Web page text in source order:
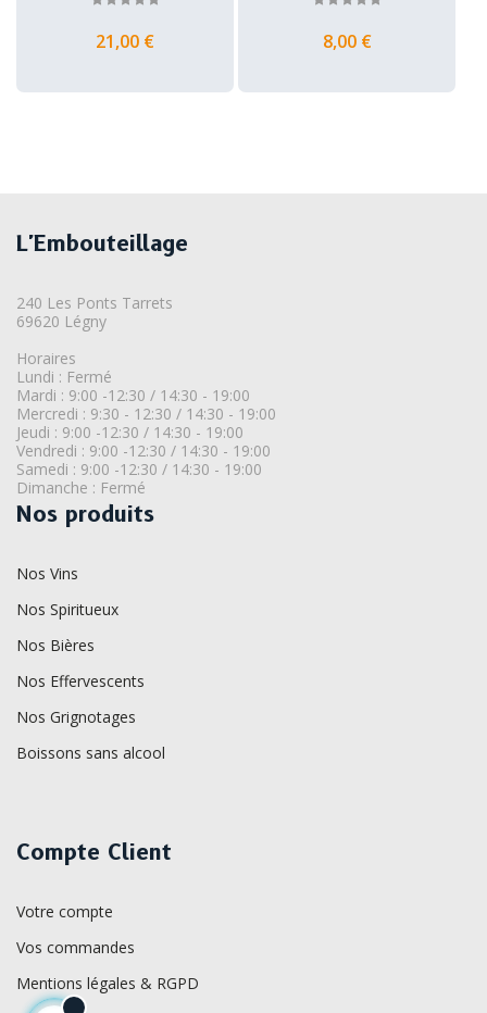
21,00 € 8,00 €
L'Embouteillage
240 Les Ponts Tarrets
69620 Légny
Horaires
Lundi : Fermé
Mardi : 9:00 -12:30 / 14:30 - 19:00
Mercredi : 9:30 - 12:30 / 14:30 - 19:00
Jeudi : 9:00 -12:30 / 14:30 - 19:00
Vendredi : 9:00 -12:30 / 14:30 - 19:00
Samedi : 9:00 -12:30 / 14:30 - 19:00
Dimanche : Fermé
Nos produits
Nos Vins
Nos Spiritueux
Nos Bières
Nos Effervescents
Nos Grignotages
Boissons sans alcool
Compte Client
Votre compte
Vos commandes
Mentions légales & RGPD